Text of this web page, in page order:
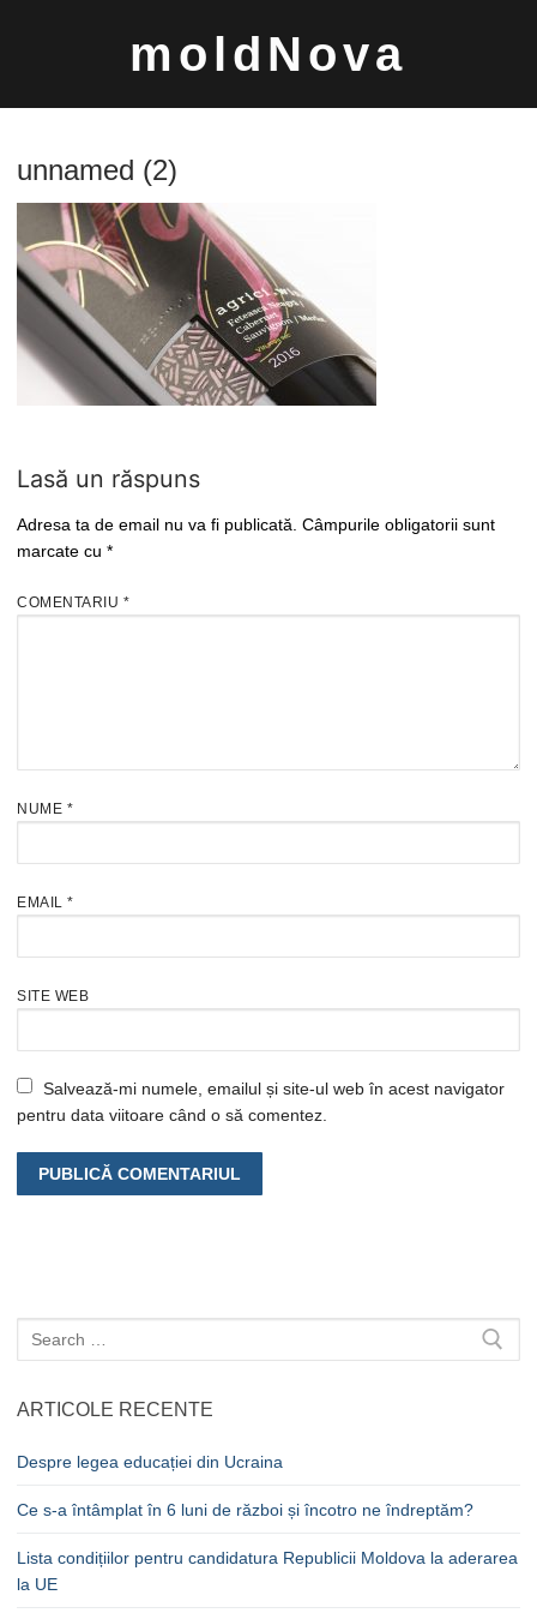
moldNova
Caută
după:
unnamed (2)
Lasă un răspuns
Adresa ta de email nu va fi publicată. Câmpurile obligatorii sunt
marcate cu *
COMENTARIU *
NUME *
EMAIL *
SITE WEB
Salvează-mi numele, emailul și site-ul web în acest navigator
pentru data viitoare când o să comentez.
Caută
după:
ARTICOLE RECENTE
Despre legea educației din Ucraina
Ce s-a întâmplat în 6 luni de război și încotro ne îndreptăm?
Lista condițiilor pentru candidatura Republicii Moldova la aderarea
la UE